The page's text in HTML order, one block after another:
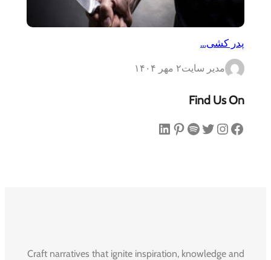
پدر کشی…
مدیر سایت۲ مهر ۱۴۰۴
Find Us On
فیس‌بوک اینستاگرم توییتر اسپاتیفای پینترست لینکداین
Craft narratives that ignite inspiration, knowledge and